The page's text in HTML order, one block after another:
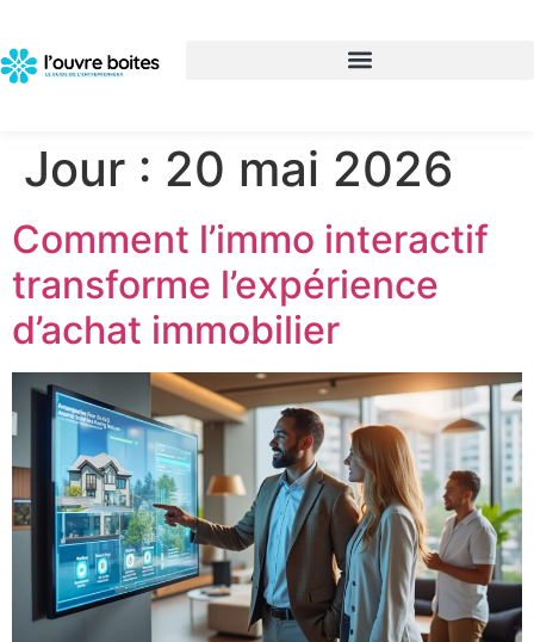
Jour : 20 mai 2026
Comment l’immo interactif
transforme l’expérience
d’achat immobilier